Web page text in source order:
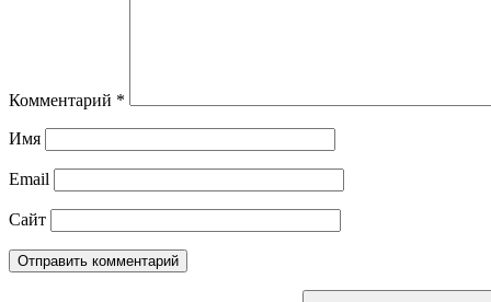
Комментарий *
Имя
Email
Сайт